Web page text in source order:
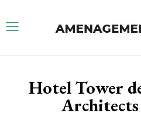
Hotel Tower
Architects